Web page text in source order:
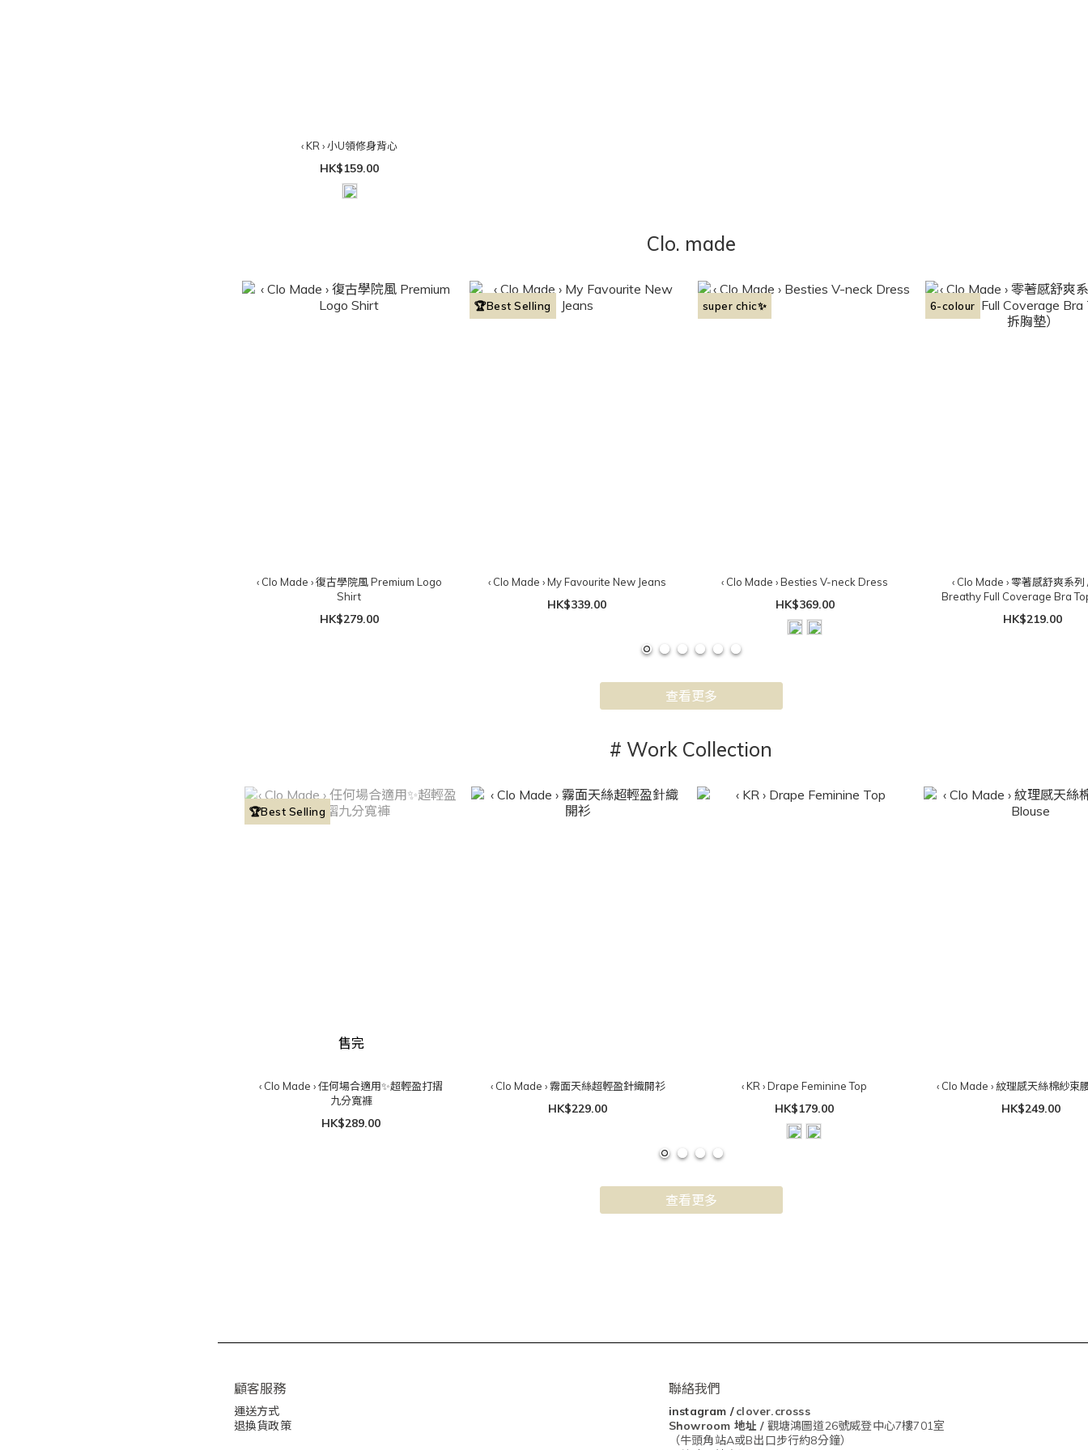
‹ KR › 小U領修身背心
HK$159.00
Clo. made
‹ Clo Made › 復古學院風 Premium Logo
Shirt
HK$279.00
🏆Best Selling
‹ Clo Made › My Favourite New Jeans
HK$339.00
super chic✨
‹ Clo Made › Besties V-neck Dress
HK$369.00
6-colour
‹ Clo Made › 零著感舒爽系列
Breathy Full Coverage Bra
胸墊）
HK$219.00
查看更多
# Work Collection
🏆Best Selling
售完
‹ Clo Made › 任何場合適用✨超輕盈打摺
九分寬褲
HK$289.00
‹ Clo Made › 霧面天絲超輕盈針織開衫
HK$229.00
‹ KR › Drape Feminine Top
HK$179.00
‹ Clo Made › 紋理感天絲棉紗束
HK$249.00
查看更多
顧客服務
運送方式
退換貨政策
聯絡我們
instagram / clover.crosss
Showroom 地址 / 觀塘鴻圖道26號威登中心7樓701室
（牛頭角站A或B出口步行約8分鐘）